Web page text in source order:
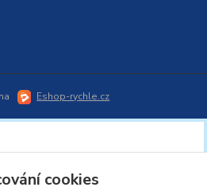
Eshop-rychle.cz
cookies